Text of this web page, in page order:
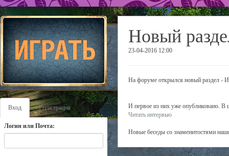
Вход Регистрация
Логин или Почта:
Новый
23-04-2016 12:00
На форуме открылся новый раздел -
И первое из них уже опубликовано. В
Читать интервью
Новые беседы со знаменитостями